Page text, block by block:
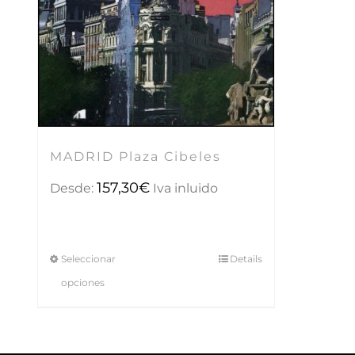
MADRID Plaza Cibeles
Desde: 157,30€ Iva inluido
Seleccionar
opciones
Details